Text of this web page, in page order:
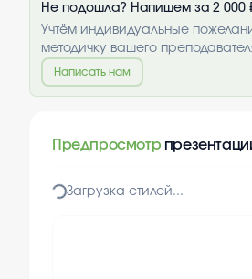
Не подошла? Напишем за 2 000
Учтём индивидуальные
методичку вашего
Написать нам
Предпросмотр
Загрузка стилей...